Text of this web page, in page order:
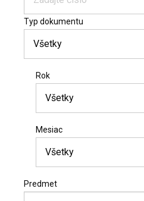
Typ dokumentu
Rok
Mesiac
Predmet